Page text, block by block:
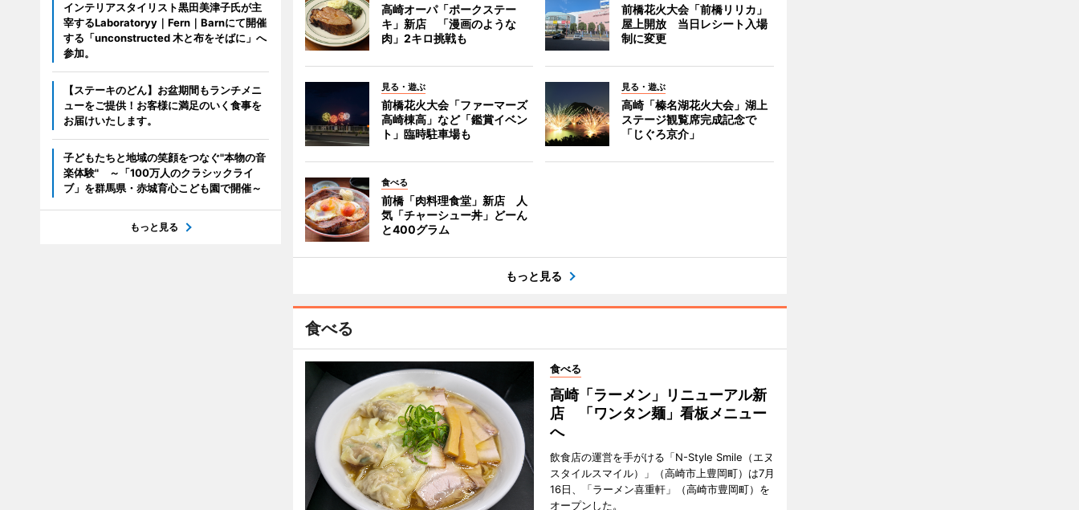
高崎オーパ「ポークステー
キ」新店 「漫画のような
肉」2キロ挑戦も
前橋花火大会「前橋リリカ」
屋上開放 当日レシート入場
制に変更
見る・遊ぶ
前橋花火大会「ファーマーズ
高崎棟高」など「鑑賞イベン
ト」臨時駐車場も
見る・遊ぶ
高崎「榛名湖花火大会」湖上
ステージ観覧席完成記念で
「じぐろ京介」
食べる
前橋「肉料理食堂」新店 人
気「チャーシュー丼」どーん
と400グラム
もっと見る
食べる
食べる
高崎「ラーメン」リニューアル新
店 「ワンタン麺」看板メニュー
へ
飲食店の運営を手がける「N-Style Smile（エヌ
スタイルスマイル）」（高崎市上豊岡町）は7月
16日、「ラーメン喜重軒」（高崎市豊岡町）を
オープンした。
インテリアスタイリスト黒田美津子氏が主
宰するLaboratoryy｜Fern｜Barnにて開催
する「unconstructed 木と布をそばに」へ
参加。
【ステーキのどん】お盆期間もランチメニ
ューをご提供！お客様に満足のいく食事を
お届けいたします。
子どもたちと地域の笑顔をつなぐ"本物の音
楽体験" ～「100万人のクラシックライ
ブ」を群馬県・赤城育心こども園で開催～
もっと見る